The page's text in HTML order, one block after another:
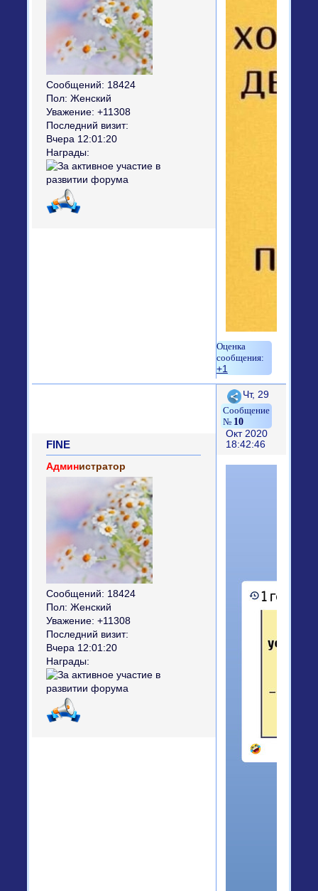
Сообщений: 18424
Пол: Женский
Уважение: +11308
Последний визит:
Вчера 12:01:20
Награды:
+1
Поделиться
10
Чт, 29
Окт 2020
18:42:46
FINE
Администратор
Сообщений: 18424
Пол: Женский
Уважение: +11308
Последний визит:
Вчера 12:01:20
Награды: